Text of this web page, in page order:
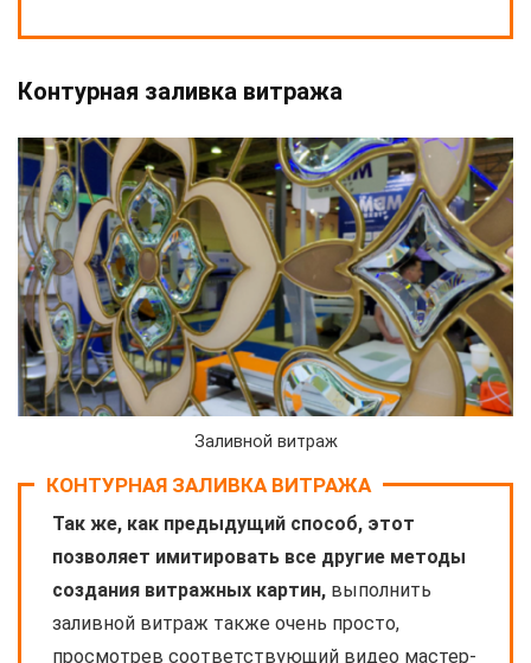
Контурная заливка витража
Заливной витраж
КОНТУРНАЯ ЗАЛИВКА ВИТРАЖА
Так же, как предыдущий способ, этот
позволяет имитировать все другие методы
создания витражных картин, выполнить
заливной витраж также очень просто,
просмотрев соответствующий видео мастер-